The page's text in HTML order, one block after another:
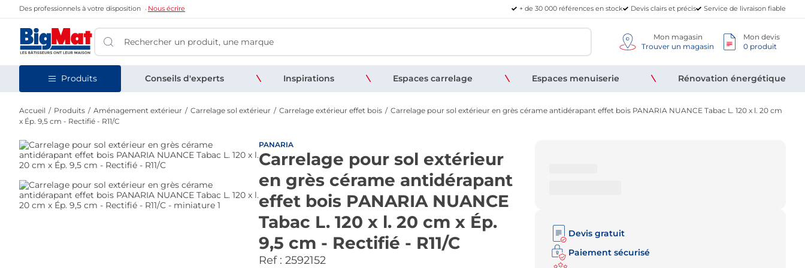
Des professionnels à votre disposition Nous écrire + de 30 000 références en stock Devis clairs et précis Service de livraison fiable
Mon magasin
Trouver un magasin
Mon devis
0 produit
Produits Conseils d'experts Inspirations Espaces carrelage Espaces menuiserie Rénovation énergétique
Accueil Produits Aménagement extérieur Carrelage sol extérieur Carrelage extérieur effet bois
Carrelage pour sol extérieur en grès cérame antidérapant effet bois PANARIA NUANCE Tabac L. 120 x l. 20 cm
x Ép. 9,5 cm - Rectifié - R11/C
PANARIA
Carrelage pour sol extérieur
en grès cérame antidérapant
effet bois PANARIA NUANCE
Tabac L. 120 x l. 20 cm x Ép.
9,5 cm - Rectifié - R11/C
Ref : 2592152
Devis gratuit
Paiement sécurisé